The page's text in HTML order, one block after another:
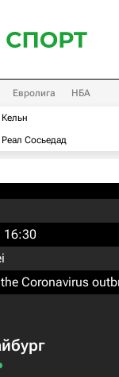
Евролига НБА
Кельн
Реал Сосьедад
16:30
Coronavirus